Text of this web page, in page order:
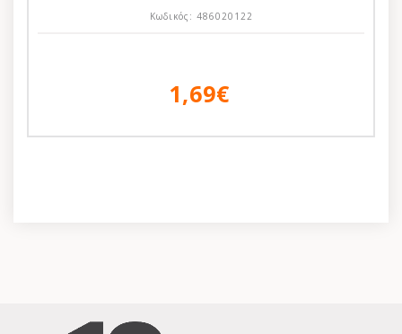
Κωδικός: 486020122
1,69€